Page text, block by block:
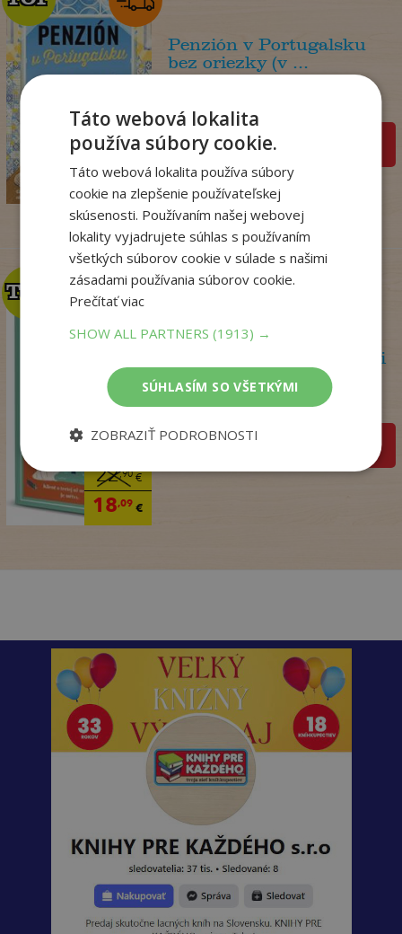
18,99
15,57 €
Penzión v Portugalsku
bez oriezky (v ...
Na sklade
pridať do košíka
22,90€
18,09€
TOP
TOP
Psychoterapeutka v akcii
Perryová Philippa
Na sklade
pridať do košíka
Táto webová lokalita
používa súbory cookie.
Táto webová lokalita používa súbory
cookie na zlepšenie používateľskej
skúsenosti. Používaním našej webovej
lokality vyjadrujete súhlas s používaním
všetkých súborov cookie v súlade s našimi
zásadami používania súborov cookie.
Prečítať viac
SHOW ALL PARTNERS(1913) →
SÚHLASÍM SO VŠETKÝMI
ZOBRAZIŤ PODROBNOSTI